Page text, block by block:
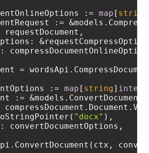
:= map [ string
:=
requestDocument,
=
:= map [ string]
:=
"docx" ),
convertDocumentOptions,